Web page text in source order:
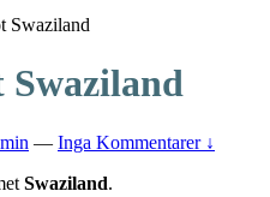
Swaziland
Swaziland
— Inga Kommentarer ↓
Swaziland.